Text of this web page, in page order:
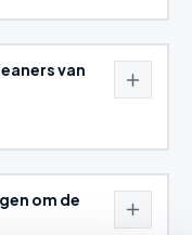
van
om de